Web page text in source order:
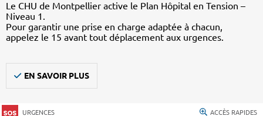
Le CHU de Montpellier active le Plan Hôpital en Tension –
Niveau 1.
Pour garantir une prise en charge adaptée à chacun,
appelez le 15 avant tout déplacement aux urgences.
EN SAVOIR PLUS
URGENCES ACCÈS RAPIDES